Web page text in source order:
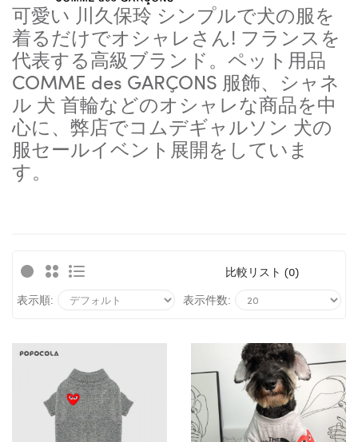
可愛い 川久保玲 シンプルで犬の服を
着るだけでオシャレさん! フランスを
代表する高級ブランド。ペット用品
COMME des GARÇONS 服飾、シャネ
ル 犬 首輪などのオシャレな商品を中
心に、弊店でコムデギャルソン 犬の
服セールイベント展開をしていま
す。
比較リスト (0)
表示順:
表示件数: